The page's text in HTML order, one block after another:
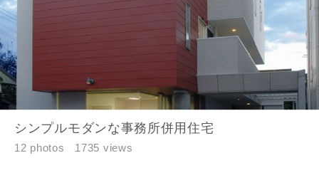
シンプルモダンな事務所併用住宅
12 photos 1735 views
資料請求にあたっての注意事項
当社は，当社の プライバシーポリシー
に則って，いただい
た情報を利用します。
当社はお客様からいただいた個人情報を，お客様が指定され
た専門家へ提供すること、または当社サービスのご案内のた